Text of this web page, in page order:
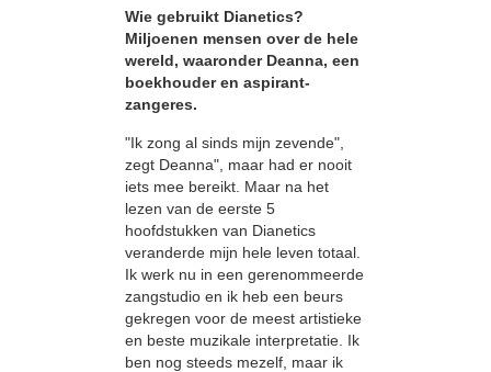
Wie gebruikt Dianetics?
Miljoenen mensen over de hele
wereld, waaronder Deanna, een
boekhouder en aspirant-
zangeres.
"Ik zong al sinds mijn zevende",
zegt Deanna", maar had er nooit
iets mee bereikt. Maar na het
lezen van de eerste 5
hoofdstukken van Dianetics
veranderde mijn hele leven totaal.
Ik werk nu in een gerenommeerde
zangstudio en ik heb een beurs
gekregen voor de meest artistieke
en beste muzikale interpretatie. Ik
ben nog steeds mezelf, maar ik